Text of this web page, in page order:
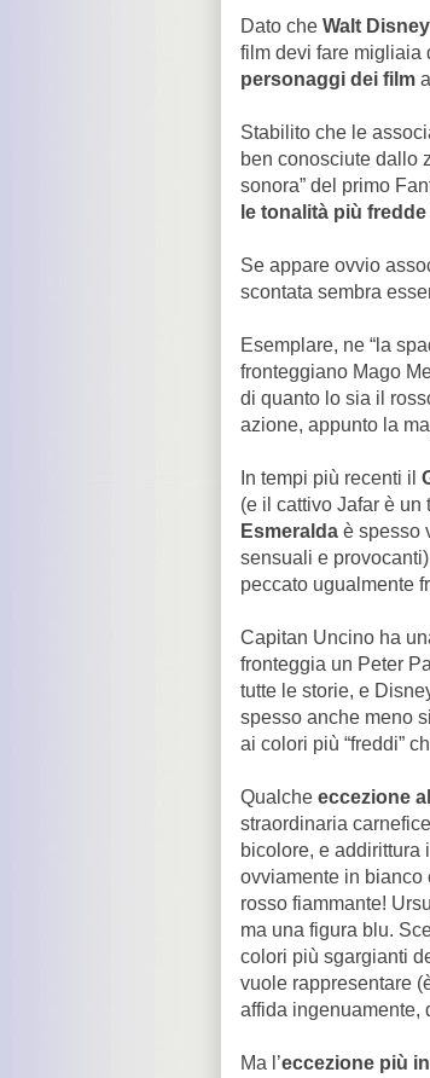
Dato che Walt Disney
film devi fare migliaia
personaggi dei film
Stabilito che le
ben conosciute dallo
sonora” del primo
le tonalità più
Se appare ovvio
scontata sembra
Esemplare, ne “la
fronteggiano Mago
di quanto lo sia il
azione, appunto la
In tempi più recenti il
(e il cattivo Jafar è un
Esmeralda è spesso
sensuali e
peccato ugualmente
Capitan Uncino ha
fronteggia un Peter
tutte le storie, e
spesso anche meno
ai colori più “freddi”
Qualche eccezione
straordinaria
bicolore, e addirittura
ovviamente in bianco
rosso fiammante!
ma una figura blu.
colori più sgargianti
vuole rappresentare
affida ingenuamente,
Ma l’eccezione più